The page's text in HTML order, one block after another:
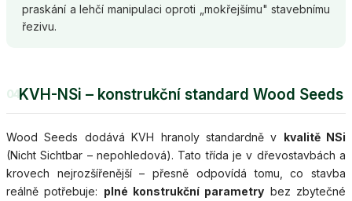
praskání a lehčí manipulaci oproti „mokřejšímu" stavebnímu
řezivu.
04KVH-NSi – konstrukční standard Wood Seeds
Wood Seeds dodává KVH hranoly standardně v kvalitě NSi
(Nicht Sichtbar – nepohledová). Tato třída je v dřevostavbách a
krovech nejrozšířenější – přesně odpovídá tomu, co stavba
reálně potřebuje: plné konstrukční parametry bez zbytečné